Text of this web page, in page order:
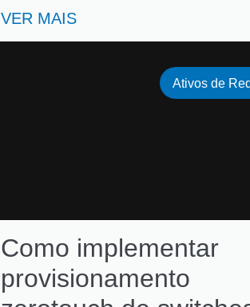
VER MAIS
Como implementar
provisionamento
Ativos de